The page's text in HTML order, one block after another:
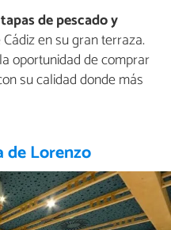
tapas de pescado y
en su gran terraza.
oportunidad de comprar
su calidad donde más
de Lorenzo